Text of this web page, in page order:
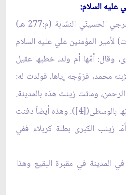
عليه السلام:
ذكر السيد العُبيدلي الأعرجي الحسينّي النسّابة (م:277 هـ)
لأمير المؤمنين علي عليه السلام
وقال: أمّها أم ولد، خطبها عقيل
محمد، فزوّجه إياها، فولدت له:
الرحمن، وماتت زينت هذه بالمدينة.
وذكر له زينباً أخرى، ولقبّها بالوسطى([4]). وهذه أيضاً دفنت
زينب الكبرى بطلة كربلاء ففي
المدينة في مقبرة البقيع وهذا